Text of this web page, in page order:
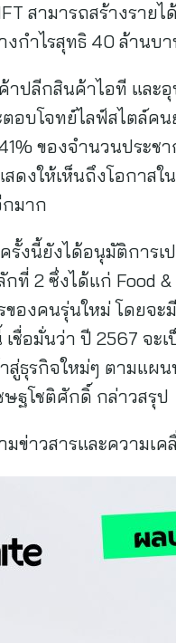
สามารถสร้างราย
กำไรสุทธิ 40 ล้านบ
ปลีกสินค้าไอที และ
อบโจทย์ไลฟ์สไตล์ค
ของจำนวนประ
ดงให้เห็นถึงโอกาส
กมาก
รั้งนี้ยังได้อนุมัติการ
ที่ 2 ซึ่งได้แก่ Food
องคนรุ่นใหม่ โดยจะ
เชื่อมั่นว่า ปี 2567 จ
สู่ธุรกิจใหม่ๆ ตามแผ
ฐโชติศักดิ์ กล่าวสรุป
มข่าวสารและความเ